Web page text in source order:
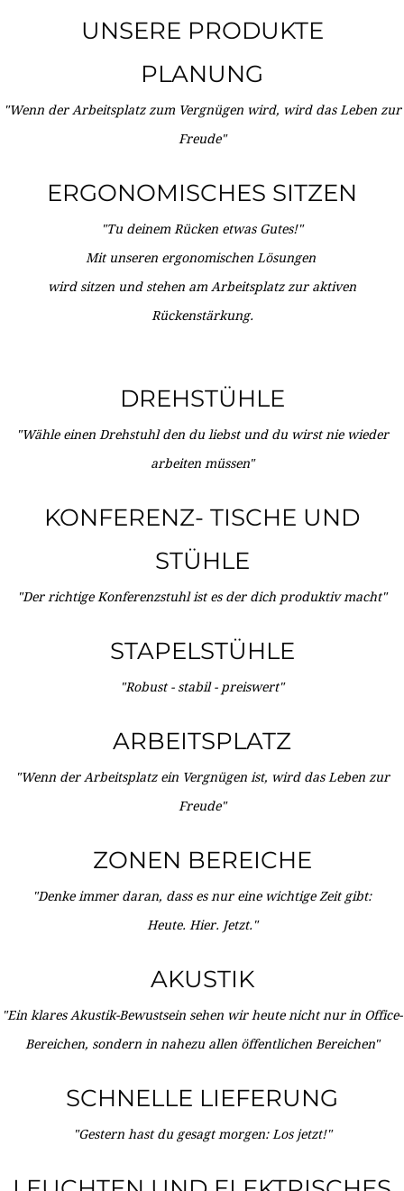
UNSERE PRODUKTE
PLANUNG
"Wenn der Arbeitsplatz zum Vergnügen wird, wird das Leben zur
Freude"
ERGONOMISCHES SITZEN
"Tu deinem Rücken etwas Gutes!"
Mit unseren ergonomischen Lösungen
wird sitzen und stehen am Arbeitsplatz zur aktiven
Rückenstärkung.
DREHSTÜHLE
"Wähle einen Drehstuhl den du liebst und du wirst nie wieder
arbeiten müssen"
KONFERENZ- TISCHE UND
STÜHLE
"Der richtige Konferenzstuhl ist es der dich produktiv macht"
STAPELSTÜHLE
"Robust - stabil - preiswert"
ARBEITSPLATZ
"Wenn der Arbeitsplatz ein Vergnügen ist, wird das Leben zur
Freude"
ZONEN BEREICHE
"Denke immer daran, dass es nur eine wichtige Zeit gibt:
Heute. Hier. Jetzt."
AKUSTIK
"Ein klares Akustik-Bewustsein sehen wir heute nicht nur in Office-
Bereichen, sondern in nahezu allen öffentlichen Bereichen"
SCHNELLE LIEFERUNG
"Gestern hast du gesagt morgen: Los jetzt!"